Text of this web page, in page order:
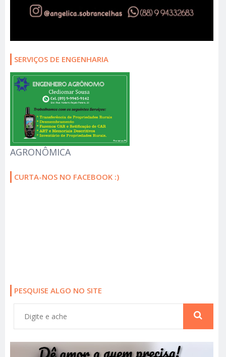
SERVIÇOS DE ENGENHARIA
AGRONÔMICA
CURTA-NOS NO FACEBOOK :)
PESQUISE ALGO NO SITE